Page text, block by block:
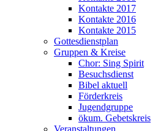
Kontakte 2017
Kontakte 2016
Kontakte 2015
Gottesdienstplan
Gruppen & Kreise
Chor: Sing Spirit
Besuchsdienst
Bibel aktuell
Förderkreis
Jugendgruppe
ökum. Gebetskreis
Veranstaltungen